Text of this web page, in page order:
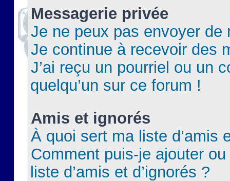
Messagerie privée
Je ne peux pas envoyer de
Je continue à recevoir des
J’ai reçu un pourriel ou un
quelqu’un sur ce forum !
Amis et ignorés
À quoi sert ma liste d’amis
Comment puis-je ajouter
liste d’amis et d’ignorés ?